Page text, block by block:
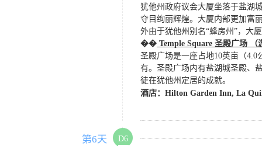
犹他州政府议会大厦坐落于盐湖
夺目绚丽辉煌。大厦内部更加富
外由于犹他州别名“蜂房州”，大
�� Temple Square 圣殿广场
圣殿广场是一座占地10英亩（4.0
有。圣殿广场内有盐湖城圣殿、
徒在犹他州定居的成就。
酒店： Hilton Garden Inn, La
第6天
D6